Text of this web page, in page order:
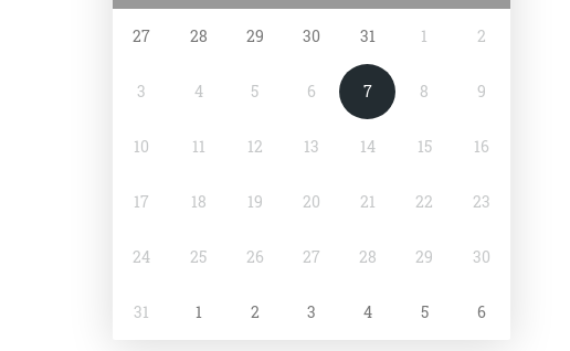
27 28 29 30 31 1 2
3 4 5 6 7 8 9
10 11 12 13 14 15 16
17 18 19 20 21 22 23
24 25 26 27 28 29 30
31 1 2 3 4 5 6